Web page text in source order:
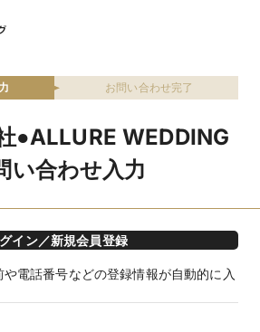
お問い合わせ完了
●ALLURE WEDDING
い合わせ入力
イン／新規会員登録
電話番号などの登録情報が自動的に入